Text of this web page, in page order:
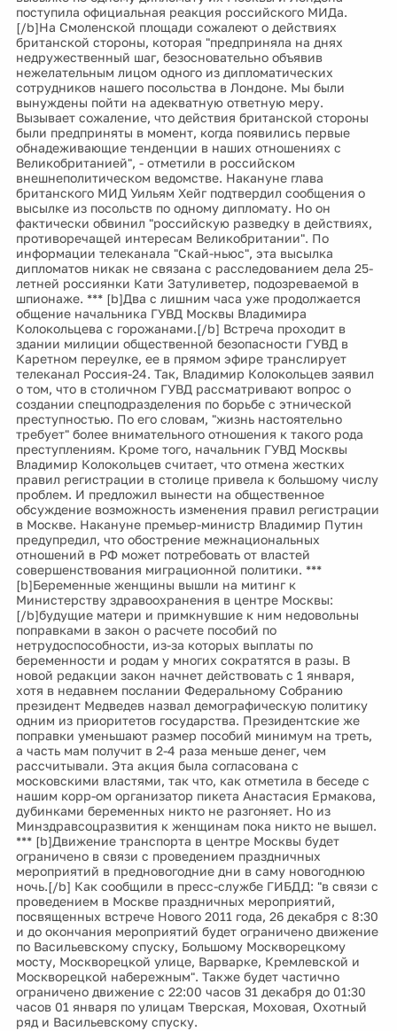
поступила официальная реакция российского МИДа.
[/b]На Смоленской площади сожалеют о действиях
британской стороны, которая "предприняла на днях
недружественный шаг, безосновательно объявив
нежелательным лицом одного из дипломатических
сотрудников нашего посольства в Лондоне. Мы были
вынуждены пойти на адекватную ответную меру.
Вызывает сожаление, что действия британской стороны
были предприняты в момент, когда появились первые
обнадеживающие тенденции в наших отношениях с
Великобританией", - отметили в российском
внешнеполитическом ведомстве. Накануне глава
британского МИД Уильям Хейг подтвердил сообщения о
высылке из посольств по одному дипломату. Но он
фактически обвинил "российскую разведку в действиях,
противоречащей интересам Великобритании". По
информации телеканала "Скай-ньюс", эта высылка
дипломатов никак не связана с расследованием дела 25-
летней россиянки Кати Затуливетер, подозреваемой в
шпионаже. *** [b]Два с лишним часа уже продолжается
общение начальника ГУВД Москвы Владимира
Колокольцева с горожанами.[/b] Встреча проходит в
здании милиции общественной безопасности ГУВД в
Каретном переулке, ее в прямом эфире транслирует
телеканал Россия-24. Так, Владимир Колокольцев заявил
о том, что в столичном ГУВД рассматривают вопрос о
создании спецподразделения по борьбе с этнической
преступностью. По его словам, "жизнь настоятельно
требует" более внимательного отношения к такого рода
преступлениям. Кроме того, начальник ГУВД Москвы
Владимир Колокольцев считает, что отмена жестких
правил регистрации в столице привела к большому числу
проблем. И предложил вынести на общественное
обсуждение возможность изменения правил регистрации
в Москве. Накануне премьер-министр Владимир Путин
предупредил, что обострение межнациональных
отношений в РФ может потребовать от властей
совершенствования миграционной политики. ***
[b]Беременные женщины вышли на митинг к
Министерству здравоохранения в центре Москвы:
[/b]будущие матери и примкнувшие к ним недовольны
поправками в закон о расчете пособий по
нетрудоспособности, из-за которых выплаты по
беременности и родам у многих сократятся в разы. В
новой редакции закон начнет действовать с 1 января,
хотя в недавнем послании Федеральному Собранию
президент Медведев назвал демографическую политику
одним из приоритетов государства. Президентские же
поправки уменьшают размер пособий минимум на треть,
а часть мам получит в 2-4 раза меньше денег, чем
рассчитывали. Эта акция была согласована с
московскими властями, так что, как отметила в беседе с
нашим корр-ом организатор пикета Анастасия Ермакова,
дубинками беременных никто не разгоняет. Но из
Минздравсоцразвития к женщинам пока никто не вышел.
*** [b]Движение транспорта в центре Москвы будет
ограничено в связи с проведением праздничных
мероприятий в предновогодние дни в саму новогоднюю
ночь.[/b] Как сообщили в пресс-службе ГИБДД: "в связи с
проведением в Москве праздничных мероприятий,
посвященных встрече Нового 2011 года, 26 декабря с 8:30
и до окончания мероприятий будет ограничено движение
по Васильевскому спуску, Большому Москворецкому
мосту, Москворецкой улице, Варварке, Кремлевской и
Москворецкой набережным". Также будет частично
ограничено движение с 22:00 часов 31 декабря до 01:30
часов 01 января по улицам Тверская, Моховая, Охотный
ряд и Васильевскому спуску.